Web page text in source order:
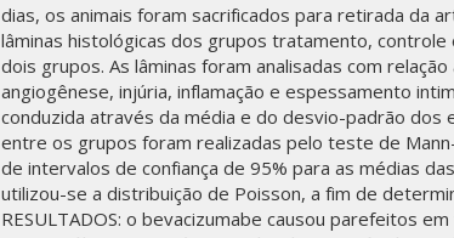
dias, os animais foram sacrificados para retirada da
lâminas histológicas dos grupos tratamento, controle
dois grupos. As lâminas foram analisadas com
angiogênese, injúria, inflamação e espessamento
conduzida através da média e do desvio-padrão dos
entre os grupos foram realizadas pelo teste de
de intervalos de confiança de 95% para as médias
utilizou-se a distribuição de Poisson, a fim de
RESULTADOS: o bevacizumabe causou parefeitos